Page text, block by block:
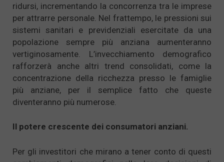
ridursi, incrementando la concorrenza tra le imprese
per attrarre personale. Nel frattempo, le pressioni sui
sistemi sanitari e previdenziali esercitate da una
popolazione sempre più anziana aumenteranno
vertiginosamente. L’invecchiamento demografico
rafforzerà anche altri trend consolidati, come la
concentrazione della ricchezza presso le famiglie
più anziane, per il semplice fatto che queste
diventeranno più numerose.
Il potere crescente dei consumatori anziani.
Per gli investitori che mirano a tener conto di questi